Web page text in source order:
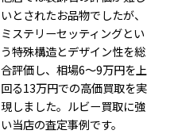
いとされたお品物でしたが、
ミステリーセッティングとい
う特殊構造とデザイン性を総
合評価し、相場6～9万円を上
回る13万円での高価買取を実
現しました。ルビー買取に強
い当店の査定事例です。